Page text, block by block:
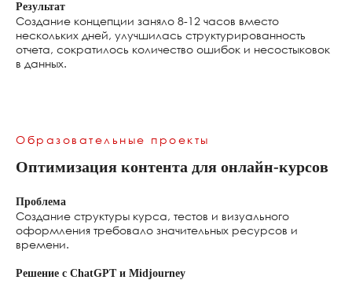
Elicit https://elicit.com
Результат
Создание концепции заняло 8-12 часов вместо
нескольких дней, улучшилась структурированность
отчета, сократилось количество ошибок и несостыковок
в данных.
Образовательные проекты
Оптимизация контента для онлайн-курсов
Проблема
Создание структуры курса, тестов и визуального
оформления требовало значительных ресурсов и
времени.
Решение с ChatGPT и Midjourney